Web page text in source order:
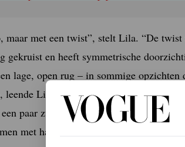
maar met een twist”, stelt Lila. “De
gekruist en heeft symmetrische
lage, open rug – in sommige opzichten
Lila een paar vintage oorbellen uit
paar zwarte Saint Laurent-muiltjes uit
met hairstyliste Paula McCash en